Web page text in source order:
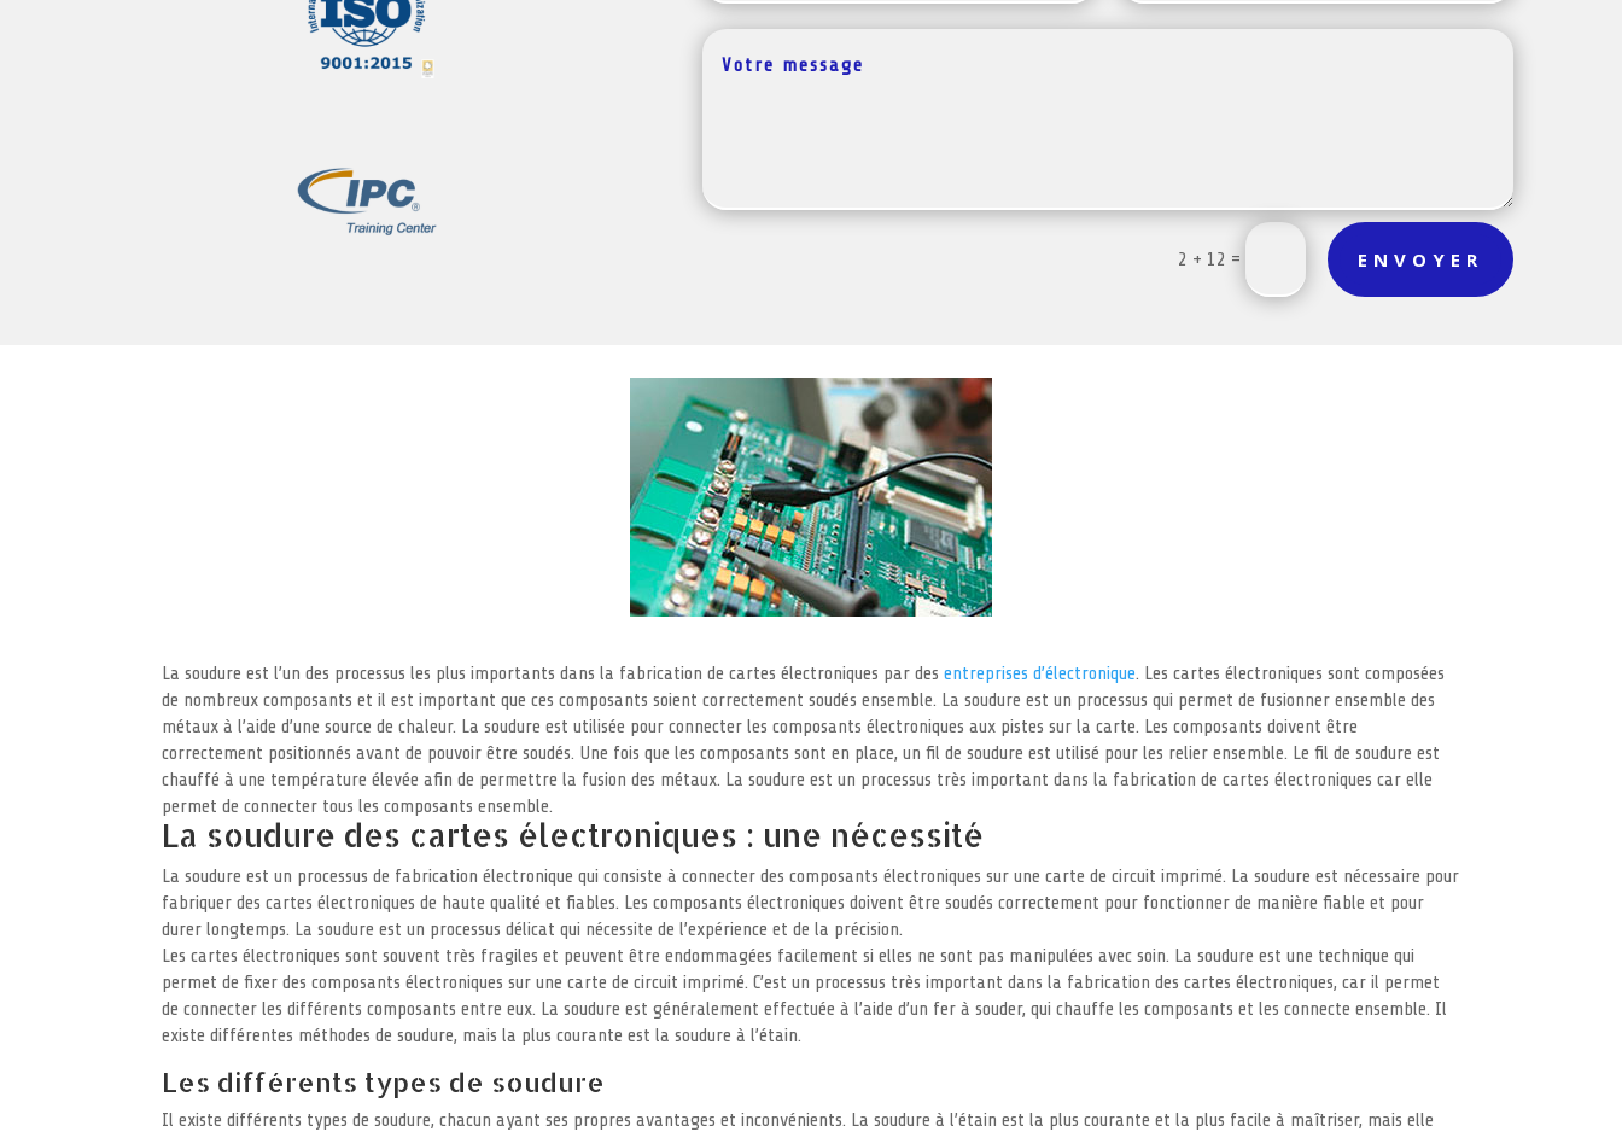
2 + 12 = ENVOYER
La soudure est l’un des processus les plus importants dans la fabrication de cartes électroniques par desentreprises d’électronique. Les cartes électroniques sont composées
de nombreux composants et il est important que ces composants soient correctement soudés ensemble. La soudure est un processus qui permet de fusionner ensemble des
métaux à l’aide d’une source de chaleur. La soudure est utilisée pour connecter les composants électroniques aux pistes sur la carte. Les composants doivent être
correctement positionnés avant de pouvoir être soudés. Une fois que les composants sont en place, un fil de soudure est utilisé pour les relier ensemble. Le fil de soudure est
chauffé à une température élevée afin de permettre la fusion des métaux. La soudure est un processus très important dans la fabrication de cartes électroniques car elle
permet de connecter tous les composants ensemble.
La soudure des cartes électroniques : une nécessité
La soudure est un processus de fabrication électronique qui consiste à connecter des composants électroniques sur une carte de circuit imprimé. La soudure est nécessaire pour
fabriquer des cartes électroniques de haute qualité et fiables. Les composants électroniques doivent être soudés correctement pour fonctionner de manière fiable et pour
durer longtemps. La soudure est un processus délicat qui nécessite de l’expérience et de la précision.
Les cartes électroniques sont souvent très fragiles et peuvent être endommagées facilement si elles ne sont pas manipulées avec soin. La soudure est une technique qui
permet de fixer des composants électroniques sur une carte de circuit imprimé. C’est un processus très important dans la fabrication des cartes électroniques, car il permet
de connecter les différents composants entre eux. La soudure est généralement effectuée à l’aide d’un fer à souder, qui chauffe les composants et les connecte ensemble. Il
existe différentes méthodes de soudure, mais la plus courante est la soudure à l’étain.
Les différents types de soudure
Il existe différents types de soudure, chacun ayant ses propres avantages et inconvénients. La soudure à l’étain est la plus courante et la plus facile à maîtriser, mais elle